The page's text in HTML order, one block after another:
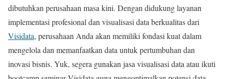
dibutuhkan perusahaan masa kini. Dengan didukung layanan
implementasi profesional dan visualisasi data berkualitas dari
Visidata, perusahaan Anda akan memiliki fondasi kuat dalam
mengelola dan memanfaatkan data untuk pertumbuhan dan
inovasi bisnis. Yuk, segera gunakan jasa visualisasi data atau ikuti